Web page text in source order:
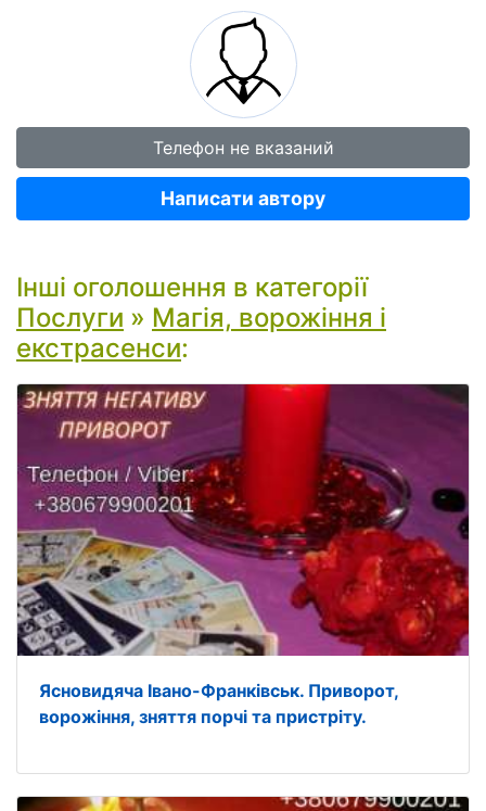
Телефон не вказаний
Написати автору
Інші оголошення в категорії
Послуги » Магія, ворожіння і
екстрасенси:
Ясновидяча Івано-Франківськ. Приворот,
ворожіння, зняття порчі та пристріту.